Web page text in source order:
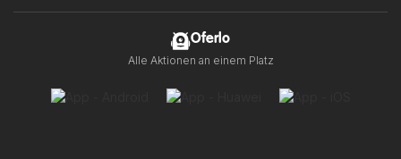
Oferlo
Alle Aktionen an einem Platz